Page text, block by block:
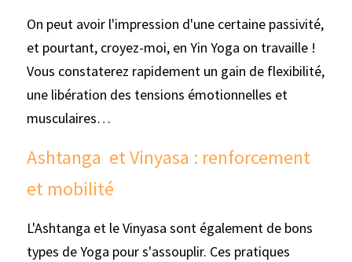
On peut avoir l'impression d'une certaine passivité,
et pourtant, croyez-moi, en Yin Yoga on travaille !
Vous constaterez rapidement un gain de flexibilité,
une libération des tensions émotionnelles et
musculaires…
Ashtanga  et Vinyasa : renforcement
et mobilité
L'Ashtanga et le Vinyasa sont également de bons
types de Yoga pour s'assouplir. Ces pratiques